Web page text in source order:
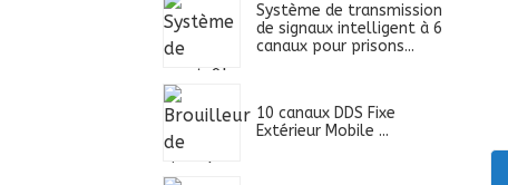
Système de transmission
de signaux intelligent à 6
canaux pour prisons...
10 canaux DDS Fixe
Extérieur Mobile ...